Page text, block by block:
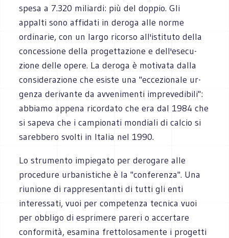
spesa a 7.320 miliardi: più del doppio. Gli
appalti sono affidati in deroga alle norme
ordinarie, con un largo ricorso all'istituto della
concessione della progettazione e dell'esecu­
zione delle opere. La deroga è motivata dalla
considerazione che esiste una "eccezionale ur­
genza derivante da avvenimenti imprevedibili":
abbiamo appena ricordato che era dal 1984 che
si sapeva che i campionati mondiali di calcio si
sarebbero svolti in Italia nel 1990.
Lo strumento impiegato per derogare alle
procedure urbanistiche è la "conferenza". Una
riunione di rappresentanti di tutti gli enti
interessati, vuoi per competenza tecnica vuoi
per obbligo di esprimere pareri o accertare
conformità, esamina frettolosamente i progetti